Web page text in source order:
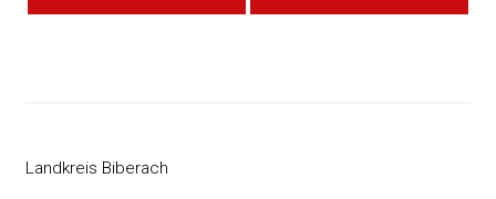
Landkreis Biberach